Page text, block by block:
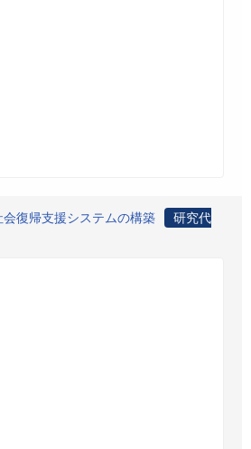
復帰支援システムの構築
研究代